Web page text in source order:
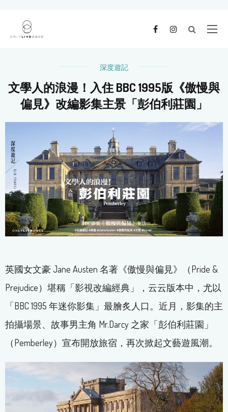
深度遊記
文學人的浪漫！入住 BBC 1995版《傲慢與
偏見》改編影集主景「彭伯利莊園」
英國女文豪 Jane Austen 名著《傲慢與偏見》（Pride &
Prejudice）堪稱「影視改編經典」，云云版本中，尤以
「BBC 1995 年迷你影集」最膾炙人口。近月，影集的主
拍攝場景、故事男主角 Mr.Darcy 之家「彭伯利莊園」
（Pemberley）宣布開放旅宿，再次掀起文藝遊風潮。